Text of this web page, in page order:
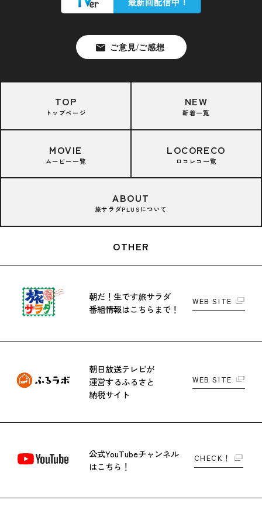
TOP
トップページ
NEW
新着一覧
MOVIE
ムービー一覧
LOCORECO
ロコレコ一覧
ABOUT
旅サラダPLUSについて
OTHER
朝だ！生です旅サラダ
番組情報はこちらまで！
WEB SITE
朝日放送テレビが
運営するふるさと
納税サイト
WEB SITE
公式YouTubeチャンネル
はこちら！
CHECK！